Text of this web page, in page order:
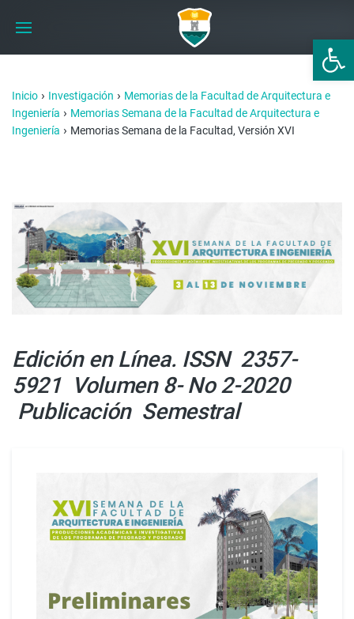
Abrir
Inicio › Investigación › Memorias de la Facultad de Arquitectura e
Ingeniería › Memorias Semana de la Facultad de Arquitectura e
Ingeniería › Memorias Semana de la Facultad, Versión XVI
Edición en Línea. ISSN 2357-
5921 Volumen 8- No 2-2020
Publicación Semestral